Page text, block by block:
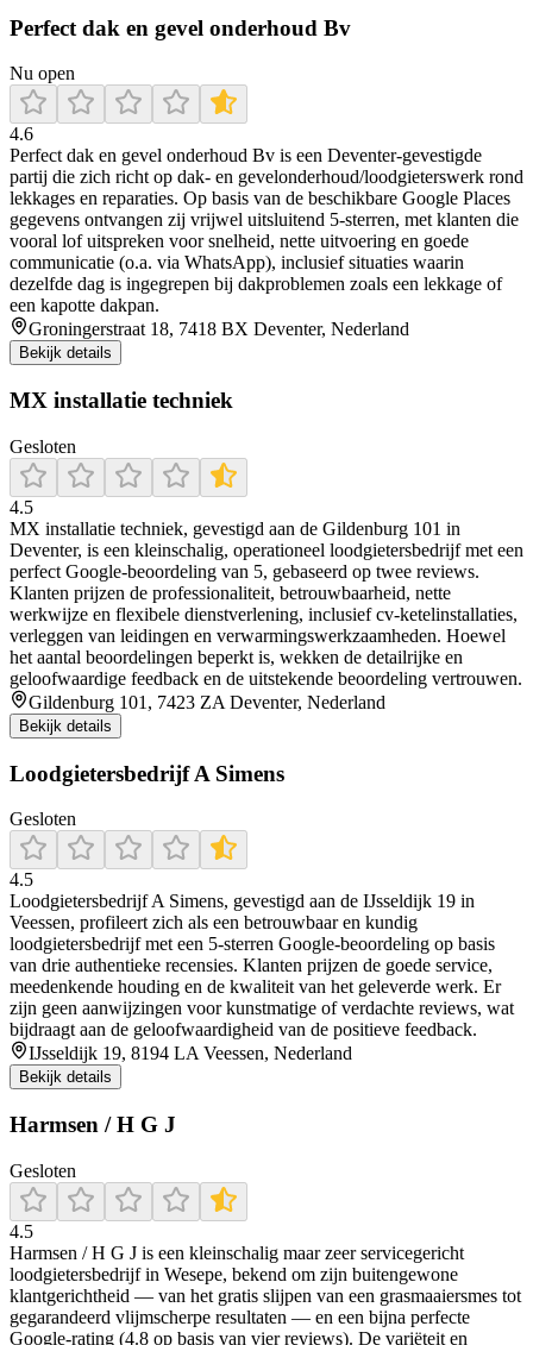
Perfect dak en gevel onderhoud Bv
Nu open
4.6
Perfect dak en gevel onderhoud Bv is een Deventer-gevestigde
partij die zich richt op dak- en gevelonderhoud/loodgieterswerk rond
lekkages en reparaties. Op basis van de beschikbare Google Places
gegevens ontvangen zij vrijwel uitsluitend 5-sterren, met klanten die
vooral lof uitspreken voor snelheid, nette uitvoering en goede
communicatie (o.a. via WhatsApp), inclusief situaties waarin
dezelfde dag is ingegrepen bij dakproblemen zoals een lekkage of
een kapotte dakpan.
Groningerstraat 18, 7418 BX Deventer, Nederland
Bekijk details
MX installatie techniek
Gesloten
4.5
MX installatie techniek, gevestigd aan de Gildenburg 101 in
Deventer, is een kleinschalig, operationeel loodgietersbedrijf met een
perfect Google‑beoordeling van 5, gebaseerd op twee reviews.
Klanten prijzen de professionaliteit, betrouwbaarheid, nette
werkwijze en flexibele dienstverlening, inclusief cv‑ketelinstallaties,
verleggen van leidingen en verwarmingswerkzaamheden. Hoewel
het aantal beoordelingen beperkt is, wekken de detailrijke en
geloofwaardige feedback en de uitstekende beoordeling vertrouwen.
Gildenburg 101, 7423 ZA Deventer, Nederland
Bekijk details
Loodgietersbedrijf A Simens
Gesloten
4.5
Loodgietersbedrijf A Simens, gevestigd aan de IJsseldijk 19 in
Veessen, profileert zich als een betrouwbaar en kundig
loodgietersbedrijf met een 5‑sterren Google‑beoordeling op basis
van drie authentieke recensies. Klanten prijzen de goede service,
meedenkende houding en de kwaliteit van het geleverde werk. Er
zijn geen aanwijzingen voor kunstmatige of verdachte reviews, wat
bijdraagt aan de geloofwaardigheid van de positieve feedback.
IJsseldijk 19, 8194 LA Veessen, Nederland
Bekijk details
Harmsen / H G J
Gesloten
4.5
Harmsen / H G J is een kleinschalig maar zeer servicegericht
loodgietersbedrijf in Wesepe, bekend om zijn buitengewone
klantgerichtheid — van het gratis slijpen van een grasmaaiersmes tot
gegarandeerd vlijmscherpe resultaten — en een bijna perfecte
Google‑rating (4.8 op basis van vier reviews). De variëteit en